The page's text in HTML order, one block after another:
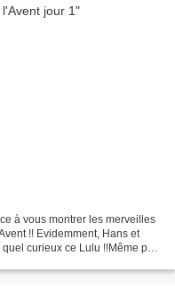
à vous montrer les merveilles
!! Evidemment, Hans et
curieux ce Lulu !!Même pas